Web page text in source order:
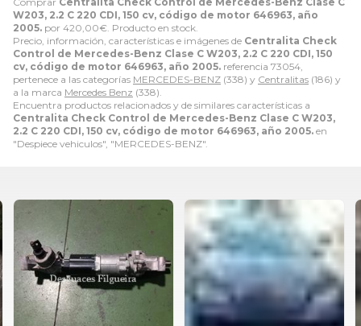
W203, 2.2 C 220 CDI, 150 cv, código de motor 646963, año
2005. por 420,00€ . Producto en stock.
Precio, información, características e imágenes de Centralita Check
Control de Mercedes-Benz Clase C W203, 2.2 C 220 CDI, 150
cv, código de motor 646963, año 2005. referencia 73054,
pertenece a las categorías MERCEDES-BENZ (338) y Centralitas (186) y
a la marca Mercedes Benz (338).
Encuentra productos relacionados y de similares características a
Centralita Check Control de Mercedes-Benz Clase C W203,
2.2 C 220 CDI, 150 cv, código de motor 646963, año 2005. en
"Despiece vehiculos", "MERCEDES-BENZ".